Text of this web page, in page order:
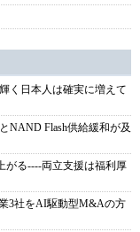
く日本人は確実に増えて
NAND Flash供給緩和が及
がる----両立支援は福利厚
3社をAI駆動型M&Aの方